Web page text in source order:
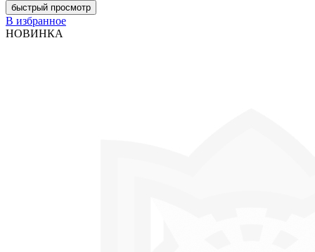
быстрый просмотр
В избранное
НОВИНКА